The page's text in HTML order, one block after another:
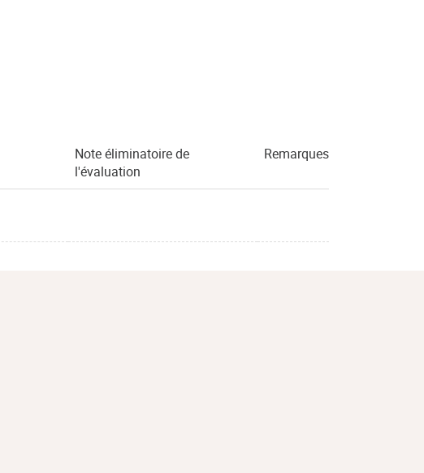
Note éliminatoire de
l'évaluation
Remarques